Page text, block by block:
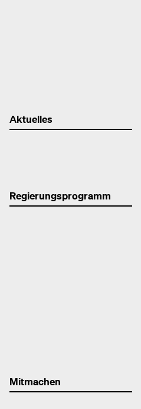
Aktuelles
Regierungsprogramm
Mitmachen